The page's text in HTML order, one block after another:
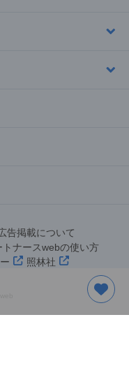
告掲載について
トナースwebの使い方
照林社